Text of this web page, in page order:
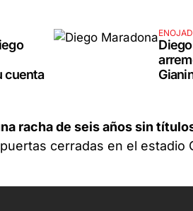
cuenta
racha de seis años sin
cerradas en el estadio